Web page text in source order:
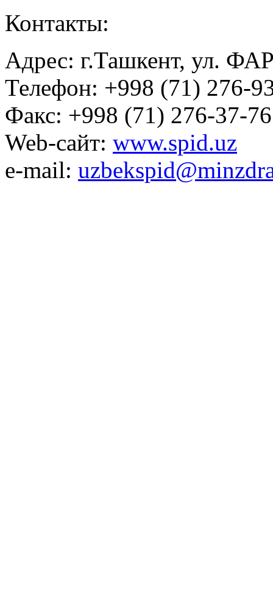
Контакты:
Адрес: г.Ташкент, ул.
Телефон: +998 (71) 276-
Факс: +998 (71) 276-37-76
Web-сайт: www.spid.uz
e-mail: